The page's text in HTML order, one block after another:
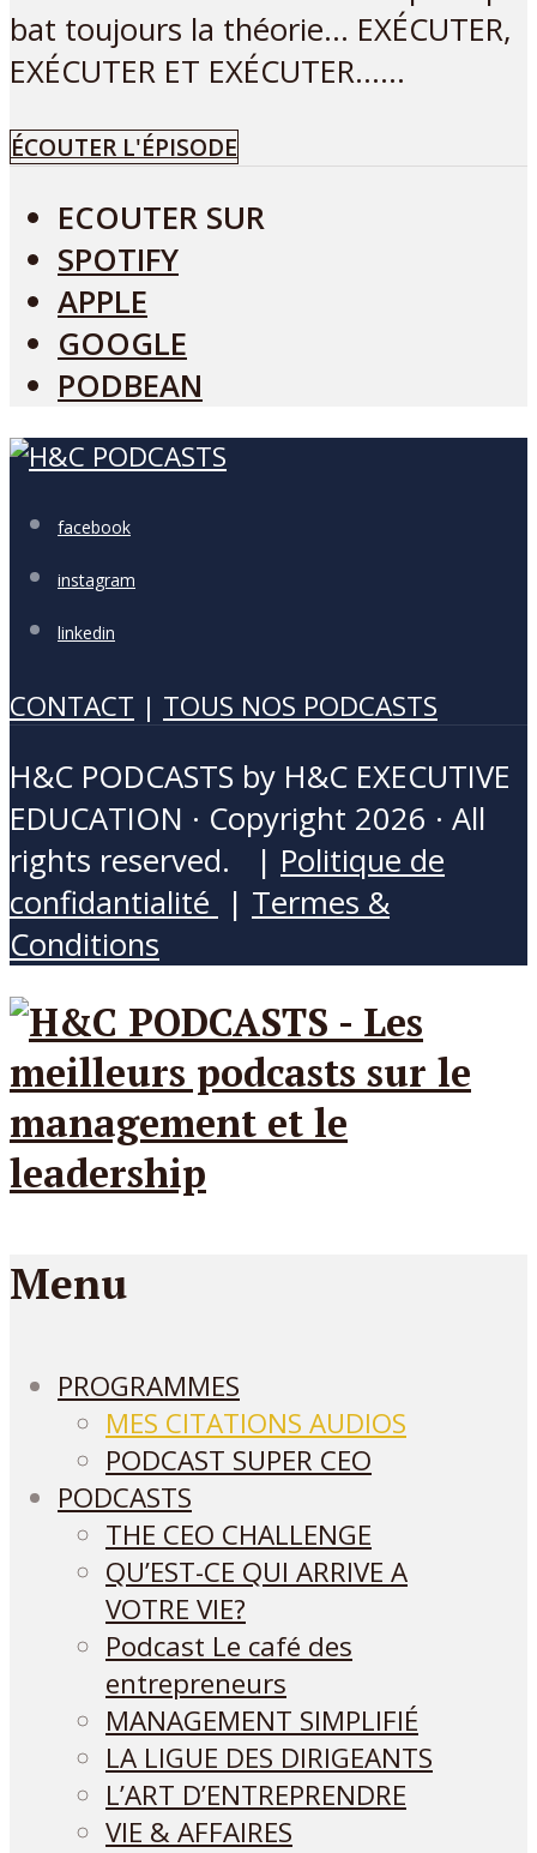
bat toujours la théorie… EXÉCUTER,
EXÉCUTER ET EXÉCUTER…...
ÉCOUTER L'ÉPISODE
ECOUTER SUR
SPOTIFY
APPLE
GOOGLE
PODBEAN
facebook
instagram
linkedin
CONTACT | TOUS NOS PODCASTS
H&C PODCASTS by H&C EXECUTIVE
EDUCATION · Copyright 2026 · All
rights reserved. | Politique de
confidantialité | Termes &
Conditions
Menu
PROGRAMMES
MES CITATIONS AUDIOS
PODCAST SUPER CEO
PODCASTS
THE CEO CHALLENGE
QU’EST-CE QUI ARRIVE A
VOTRE VIE?
Podcast Le café des
entrepreneurs
MANAGEMENT SIMPLIFIÉ
LA LIGUE DES DIRIGEANTS
L’ART D’ENTREPRENDRE
VIE & AFFAIRES